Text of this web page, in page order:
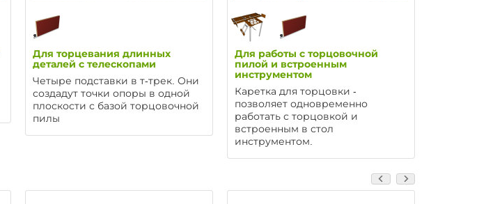
Для торцевания длинных
деталей с телескопами
Четыре подставки в т-трек. Они
создадут точки опоры в одной
плоскости с базой торцовочной
пилы
Для работы с торцовочной
пилой и встроенным
инструментом
Каретка для торцовки -
позволяет одновременно
работать с торцовкой и
встроенным в стол
инструментом.